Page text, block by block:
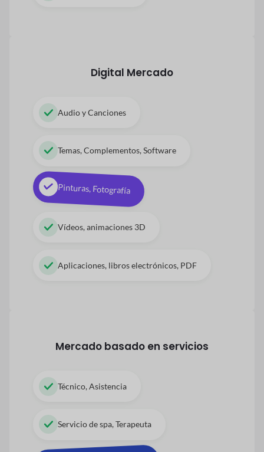
Digital Mercado
Audio y Canciones
Temas, Complementos, Software
Pinturas, Fotografía
Vídeos, animaciones 3D
Aplicaciones, libros electrónicos, PDF
Mercado basado en servicios
Técnico, Asistencia
Servicio de spa, Terapeuta